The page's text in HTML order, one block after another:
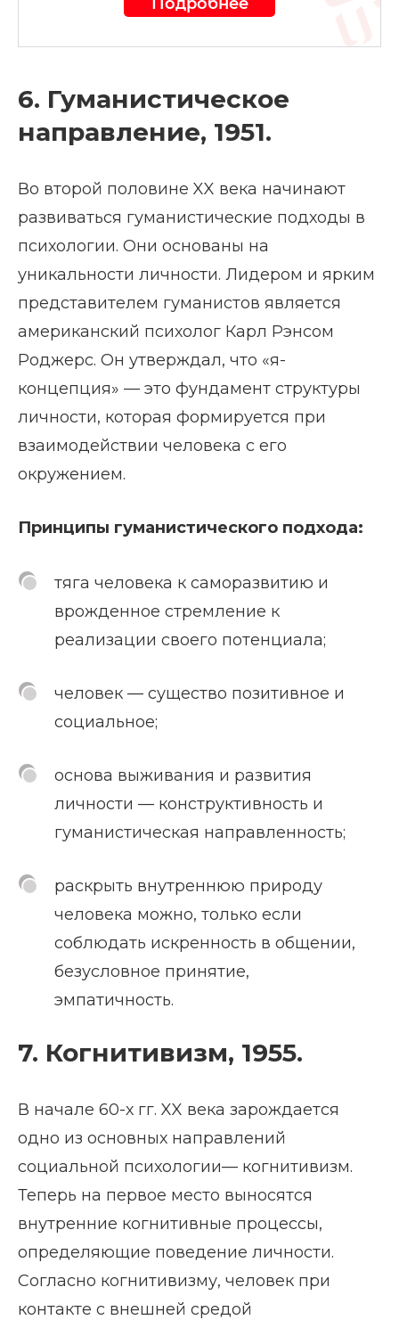
6. Гуманистическое
направление, 1951.
Во второй половине XX века начинают
развиваться гуманистические подходы в
психологии. Они основаны на
уникальности личности. Лидером и ярким
представителем гуманистов является
американский психолог Карл Рэнсом
Роджерс. Он утверждал, что «я-
концепция» — это фундамент структуры
личности, которая формируется при
взаимодействии человека с его
окружением.
Принципы гуманистического подхода:
тяга человека к саморазвитию и
врожденное стремление к
реализации своего потенциала;
человек — существо позитивное и
социальное;
основа выживания и развития
личности — конструктивность и
гуманистическая направленность;
раскрыть внутреннюю природу
человека можно, только если
соблюдать искренность в общении,
безусловное принятие,
эмпатичность.
7. Когнитивизм, 1955.
В начале 60-х гг. XX века зарождается
одно из основных направлений
социальной психологии— когнитивизм.
Теперь на первое место выносятся
внутренние когнитивные процессы,
определяющие поведение личности.
Согласно когнитивизму, человек при
контакте с внешней средой